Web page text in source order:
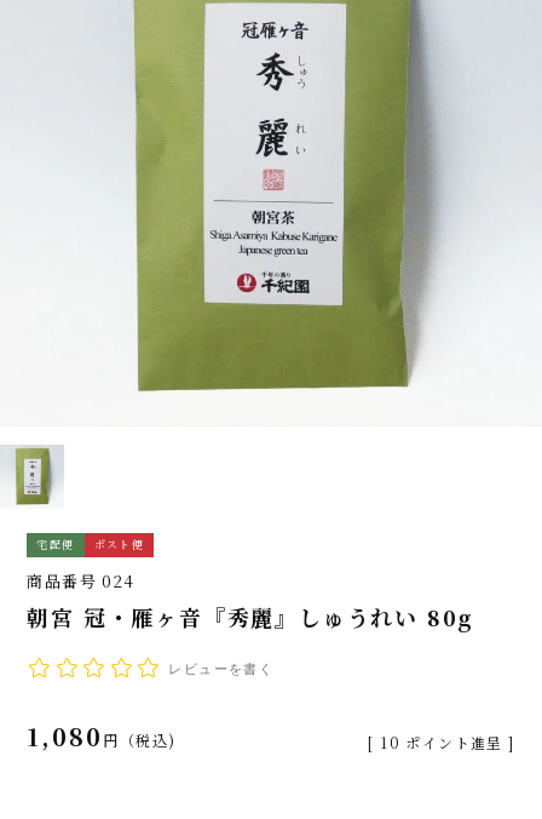
宅配便 ポスト便
商品番号 024
朝宮 冠・雁ヶ音『秀麗』しゅうれい 80g
レビューを書く
1,080 税込 [ 10 ポイント進呈 ]